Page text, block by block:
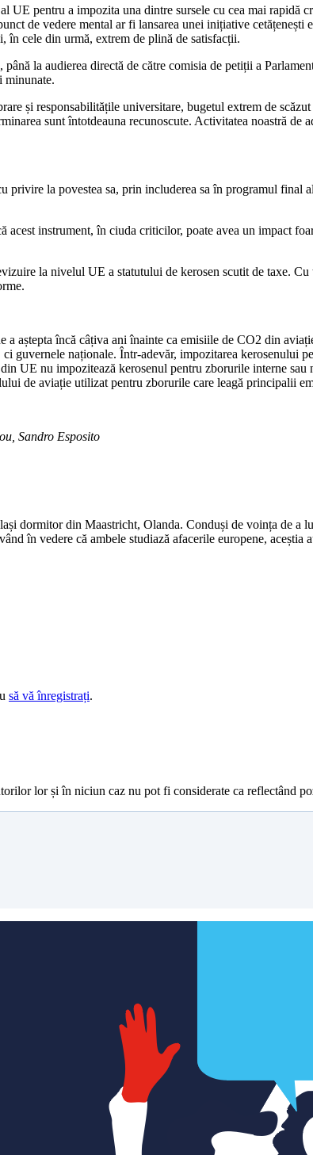
pentru a impozita una dintre sursele cu cea mai rapidă
de vedere mental ar fi lansarea unei inițiative
în cele din urmă, extrem de plină de satisfacții.
la audierea directă de către comisia de petiții a
minunate.
și responsabilitățile universitare, bugetul extrem de
sunt întotdeauna recunoscute. Activitatea noastră de
privire la povestea sa, prin includerea sa în programul final
instrument, în ciuda criticilor, poate avea un impact
la nivelul UE a statutului de kerosen scutit de taxe.
aștepta încă câțiva ani înainte ca emisiile de CO2 din
guvernele naționale. Într-adevăr, impozitarea kerosenului
UE nu impozitează kerosenul pentru zborurile interne
de aviație utilizat pentru zborurile care leagă principalii
Sandro Esposito
dormitor din Maastricht, Olanda. Conduși de voința de a
în vedere că ambele studiază afacerile europene, aceștia
să vă înregistrați.
lor și în niciun caz nu pot fi considerate ca reflectând